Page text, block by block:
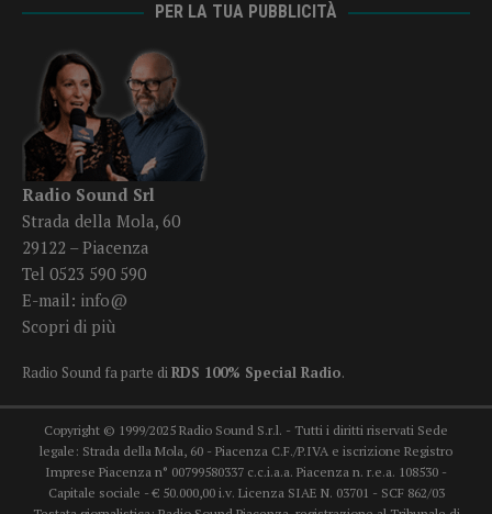
PER LA TUA PUBBLICITÀ
Radio Sound Srl
Strada della Mola, 60
29122 – Piacenza
Tel 0523 590 590
E-mail: info@
Scopri di più
Radio Sound fa parte di RDS 100% Special Radio.
Copyright © 1999/2025 Radio Sound S.r.l. - Tutti i diritti riservati Sede
legale: Strada della Mola, 60 - Piacenza C.F./P.IVA e iscrizione Registro
Imprese Piacenza n° 00799580337 c.c.i.a.a. Piacenza n. r.e.a. 108530 -
Capitale sociale - € 50.000,00 i.v. Licenza SIAE N. 03701 - SCF 862/03